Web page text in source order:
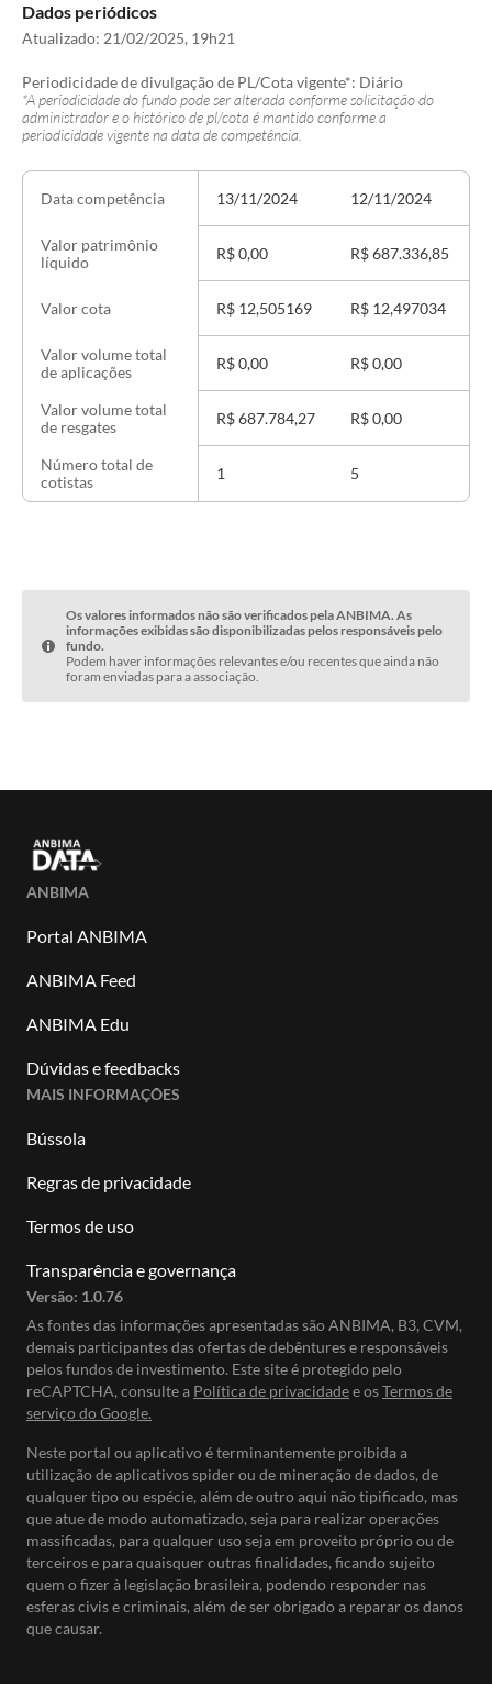
Dados periódicos
Atualizado: 21/02/2025, 19h21
Periodicidade de divulgação de PL/Cota vigente*: Diário
*A periodicidade do fundo pode ser alterada conforme solicitação do
administrador e o histórico de pl/cota é mantido conforme a
periodicidade vigente na data de competência.
Data competência
Valor patrimônio
líquido
Valor cota
Valor volume total
de aplicações
Valor volume total
de resgates
Número total de
cotistas
13/11/2024
R$ 0,00
R$ 12,505169
R$ 0,00
R$ 687.784,27
1
12/11/2024
R$ 687.336,85
R$ 12,497034
R$ 0,00
R$ 0,00
5
Os valores informados não são verificados pela ANBIMA. As
informações exibidas são disponibilizadas pelos responsáveis pelo
fundo.
Podem haver informações relevantes e/ou recentes que ainda não
foram enviadas para a associação.
ANBIMA
Portal ANBIMA
ANBIMA Feed
ANBIMA Edu
Dúvidas e feedbacks
MAIS INFORMAÇÕES
Bússola
Regras de privacidade
Termos de uso
Transparência e governança
Versão: 1.0.76
As fontes das informações apresentadas são ANBIMA, B3, CVM,
demais participantes das ofertas de debêntures e responsáveis
pelos fundos de investimento. Este site é protegido pelo
reCAPTCHA, consulte a Política de privacidadee osTermos de
serviço do Google.
Neste portal ou aplicativo é terminantemente proibida a
utilização de aplicativos spider ou de mineração de dados, de
qualquer tipo ou espécie, além de outro aqui não tipificado, mas
que atue de modo automatizado, seja para realizar operações
massificadas, para qualquer uso seja em proveito próprio ou de
terceiros e para quaisquer outras finalidades, ficando sujeito
quem o fizer à legislação brasileira, podendo responder nas
esferas civis e criminais, além de ser obrigado a reparar os danos
que causar.